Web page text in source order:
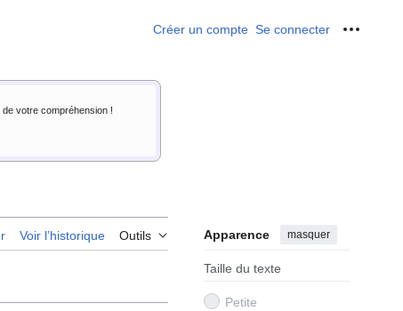
Créer un compte Se connecter Outils
votre compréhension !
Voir l’historique Outils Apparence masquer
Taille du texte
Petite